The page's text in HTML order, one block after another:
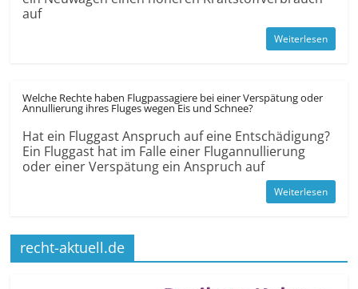
auf
Weiterlesen
Welche Rechte haben Flugpassagiere bei einer Verspätung oder
Annullierung ihres Fluges wegen Eis und Schnee?
Hat ein Fluggast Anspruch auf eine Entschädigung?
Ein Fluggast hat im Falle einer Flugannullierung
oder einer Verspätung ein Anspruch auf
Weiterlesen
recht-aktuell.de